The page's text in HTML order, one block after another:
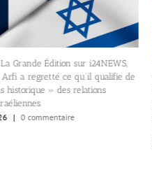
Grande Édition sur i24NEWS,
Arfi a regretté ce qu’il qualifie de
historique » des relations
| 0 commentaire